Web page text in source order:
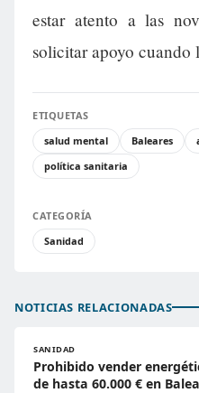
estar atento a las
solicitar apoyo cuando
ETIQUETAS
salud mental
Baleares
política sanitaria
CATEGORÍA
Sanidad
NOTICIAS RELACIONADAS
SANIDAD
Prohibido vender
de hasta 60.000 € en